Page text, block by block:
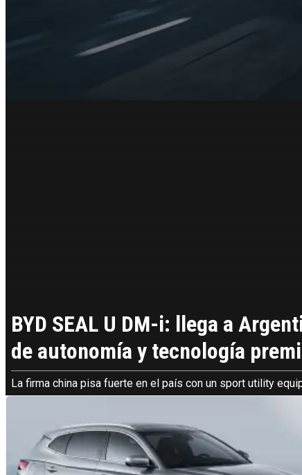
BYD SEAL U DM-i: llega a
de autonomía y tecnología
La firma china pisa fuerte en el país con un sport utility